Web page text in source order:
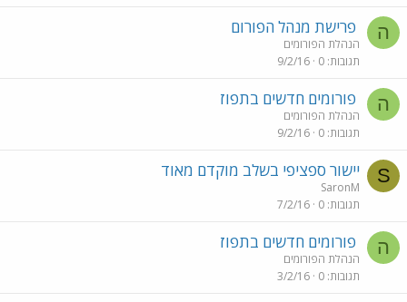
ה פרישת מנהל הפורום
הנהלת הפורומים
תגובות 0
9/2/16
ה פורומים חדשים בתפוז
הנהלת הפורומים
תגובות 0
9/2/16
S יישור ספציפי בשלב מוקדם מאוד
SaronM
תגובות 0
7/2/16
ה פורומים חדשים בתפוז
הנהלת הפורומים
תגובות 0
3/2/16